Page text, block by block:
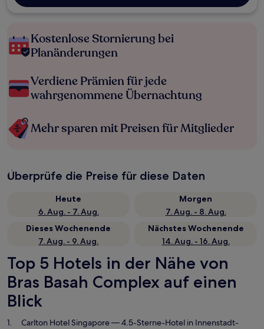
Kostenlose Stornierung bei
Planänderungen
Verdiene Prämien für jede
wahrgenommene Übernachtung
Mehr sparen mit Preisen für Mitglieder
Überprüfe die Preise für diese Daten
Heute
6. Aug. - 7. Aug.
Morgen
7. Aug. - 8. Aug.
Dieses Wochenende
7. Aug. - 9. Aug.
Nächstes Wochenende
14. Aug. - 16. Aug.
Top 5 Hotels in der Nähe von
Bras Basah Complex auf einen
Blick
Carlton Hotel Singapore— 4.5-Sterne-Hotel in Innenstadt-